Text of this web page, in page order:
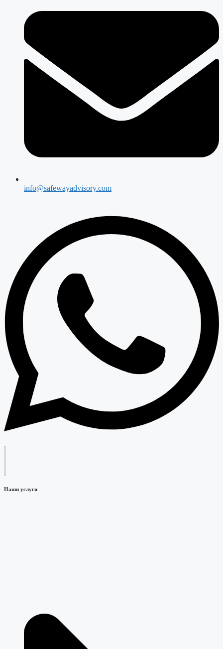
info@safewayadvisory.com
Наши услуги